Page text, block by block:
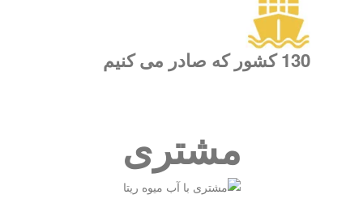
130 کشور که صادر می کنیم
مشتری